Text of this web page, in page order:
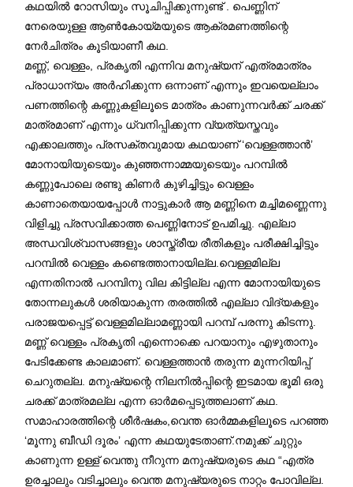
കഥയിൽ റോസിയും സൂചിപ്പിക്കുന്നുണ്ട് . പെണ്ണിന്
നേരെയുള്ള ആൺകോയ്മയുടെ ആക്രമണത്തിന്റെ
നേർചിത്രം കൂടിയാണീ കഥ.
മണ്ണ്, വെള്ളം, പ്രകൃതി എന്നിവ മനുഷ്യന് എത്രമാത്രം
പ്രാധാന്യം അർഹിക്കുന്ന ഒന്നാണ് എന്നും ഇവയെല്ലാം
പണത്തിന്റെ കണ്ണുകളിലൂടെ മാത്രം കാണുന്നവർക്ക് ചരക്ക്
മാത്രമാണ് എന്നും ധ്വനിപ്പിക്കുന്ന വ്യത്യസ്തവും
എക്കാലത്തും പ്രസക്തവുമായ കഥയാണ് ‘വെള്ളത്താൻ’
മോനായിയുടെയും കുഞ്ഞന്നാമ്മയുടെയും പറമ്പിൽ
കണ്ണുപോലെ രണ്ടു കിണർ കുഴിച്ചിട്ടും വെള്ളം
കാണാതെയായപ്പോൾ നാട്ടുകാർ ആ മണ്ണിനെ മച്ചിമണ്ണെന്നു
വിളിച്ചു പ്രസവിക്കാത്ത പെണ്ണിനോട് ഉപമിച്ചു. എല്ലാ
അന്ധവിശ്വാസങ്ങളും ശാസ്ത്രീയ രീതികളും പരീക്ഷിച്ചിട്ടും
പറമ്പിൽ വെള്ളം കണ്ടെത്താനായില്ല.വെള്ളമില്ല
എന്നതിനാൽ പറമ്പിനു വില കിട്ടില്ല എന്ന മോനായിയുടെ
തോന്നലുകൾ ശരിയാകുന്ന തരത്തിൽ എല്ലാ വിദ്യകളും
പരാജയപ്പെട്ട് വെള്ളമില്ലാമണ്ണായി പറമ്പ് പരന്നു കിടന്നു.
മണ്ണ് വെള്ളം പ്രകൃതി എന്നൊക്കെ പറയാനും എഴുതാനും
പേടിക്കേണ്ട കാലമാണ്. വെള്ളത്താൻ തരുന്ന മുന്നറിയിപ്പ്
ചെറുതല്ല. മനുഷ്യന്റെ നിലനിൽപ്പിന്റെ ഇടമായ ഭൂമി ഒരു
ചരക്ക് മാത്രമല്ല എന്ന ഓർമപ്പെടുത്തലാണ് കഥ.
സമാഹാരത്തിന്റെ ശീർഷകം,വെന്ത ഓർമ്മകളിലൂടെ പറഞ്ഞ
‘മൂന്നു ബീഡി ദൂരം’ എന്ന കഥയുടേതാണ്.നമുക്ക് ചുറ്റും
കാണുന്ന ഉള്ള് വെന്തു നീറുന്ന മനുഷ്യരുടെ കഥ “എത്ര
ഉരച്ചാലും വടിച്ചാലും വെന്ത മനുഷ്യരുടെ നാറ്റം പോവില്ല.